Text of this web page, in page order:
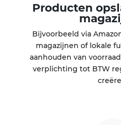
Producten
Bijvoorbeeld via
magazijnen of lokale
aanhouden van
verplichting tot BTW